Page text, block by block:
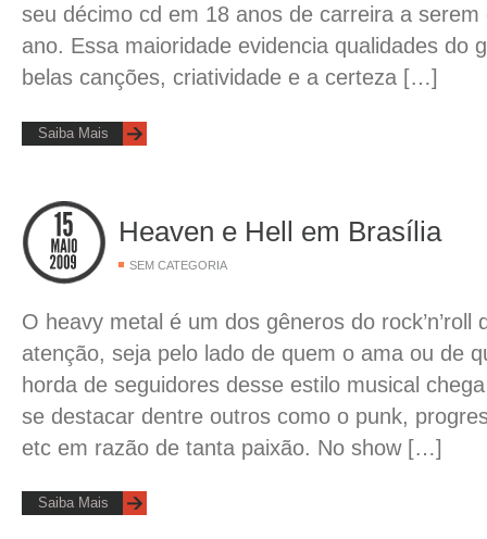
seu décimo cd em 18 anos de carreira a
ano. Essa maioridade evidencia qualidades do
belas canções, criatividade e a certeza […]
Saiba Mais
Heaven e Hell em Brasília
SEM CATEGORIA
O heavy metal é um dos gêneros do rock’n’roll
atenção, seja pelo lado de quem o ama ou de
horda de seguidores desse estilo musical
se destacar dentre outros como o punk,
etc em razão de tanta paixão. No show […]
Saiba Mais